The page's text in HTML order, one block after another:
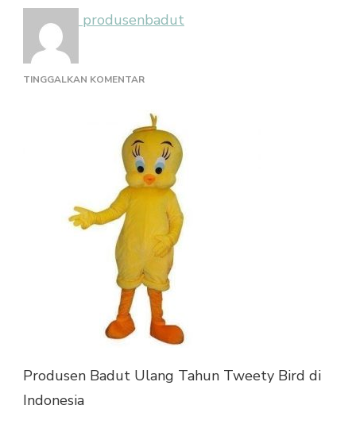
produsenbadut
TINGGALKAN KOMENTARPADA
BADUT
ULANG
TAHUN
TWEETY
BIRD
INDONESIA
Produsen Badut Ulang Tahun Tweety Bird di
Indonesia